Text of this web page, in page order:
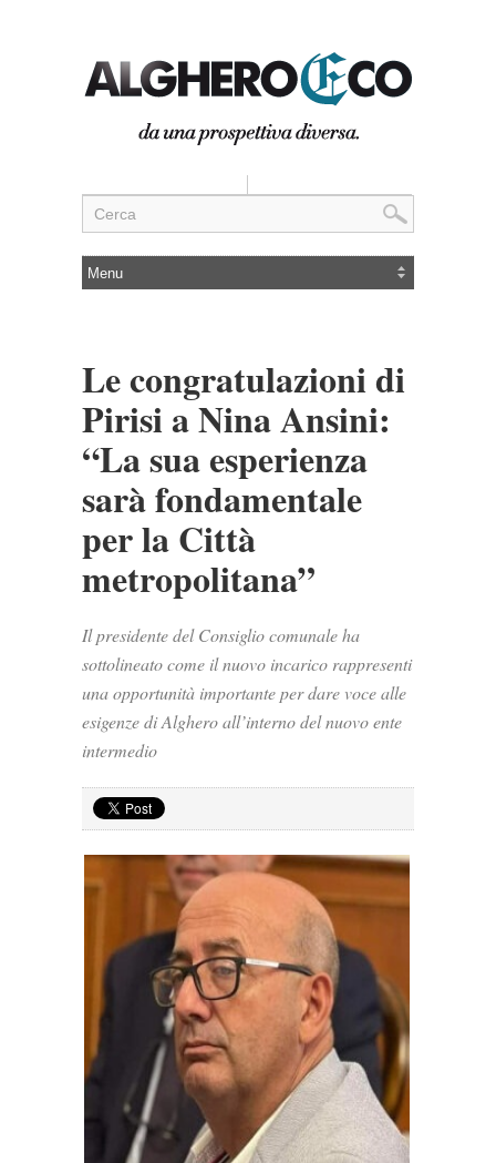
Le congratulazioni di
Pirisi a Nina Ansini:
“La sua esperienza
sarà fondamentale
per la Città
metropolitana”
Il presidente del Consiglio comunale ha
sottolineato come il nuovo incarico rappresenti
una opportunità importante per dare voce alle
esigenze di Alghero all’interno del nuovo ente
intermedio